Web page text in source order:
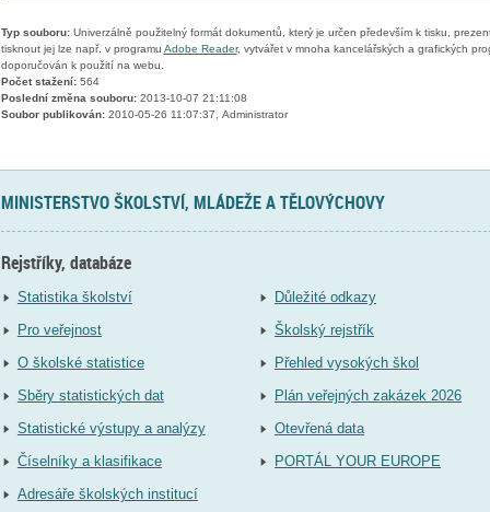
Typ souboru:Univerzálně použitelný formát dokumentů, který je určen především k tisku,
tisknout jej lze např. v programu Adobe Reader, vytvářet v mnoha kancelářských a grafických
doporučován k použití na webu.
Počet stažení:564
Poslední změna souboru:2013-10-07 21:11:08
Soubor publikován:2010-05-26 11:07:37, Administrator
MINISTERSTVO ŠKOLSTVÍ, MLÁDEŽE A TĚLOVÝCHOVY
Rejstříky, databáze
Statistika školství
Pro veřejnost
O školské statistice
Sběry statistických dat
Statistické výstupy a analýzy
Číselníky a klasifikace
Adresáře školských institucí
Důležité odkazy
Školský rejstřík
Přehled vysokých škol
Plán veřejných zakázek 2026
Otevřená data
PORTÁL YOUR EUROPE